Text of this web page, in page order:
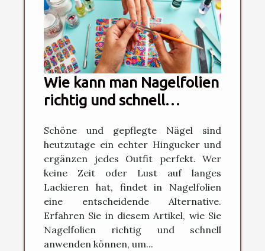
Wie kann man Nagelfolien
richtig und schnell
Schöne und gepflegte Nägel sind
heutzutage ein echter Hingucker und
ergänzen jedes Outfit perfekt. Wer
keine Zeit oder Lust auf langes
Lackieren hat, findet in Nagelfolien
eine entscheidende Alternative.
Erfahren Sie in diesem Artikel, wie Sie
Nagelfolien richtig und schnell
anwenden können, um...